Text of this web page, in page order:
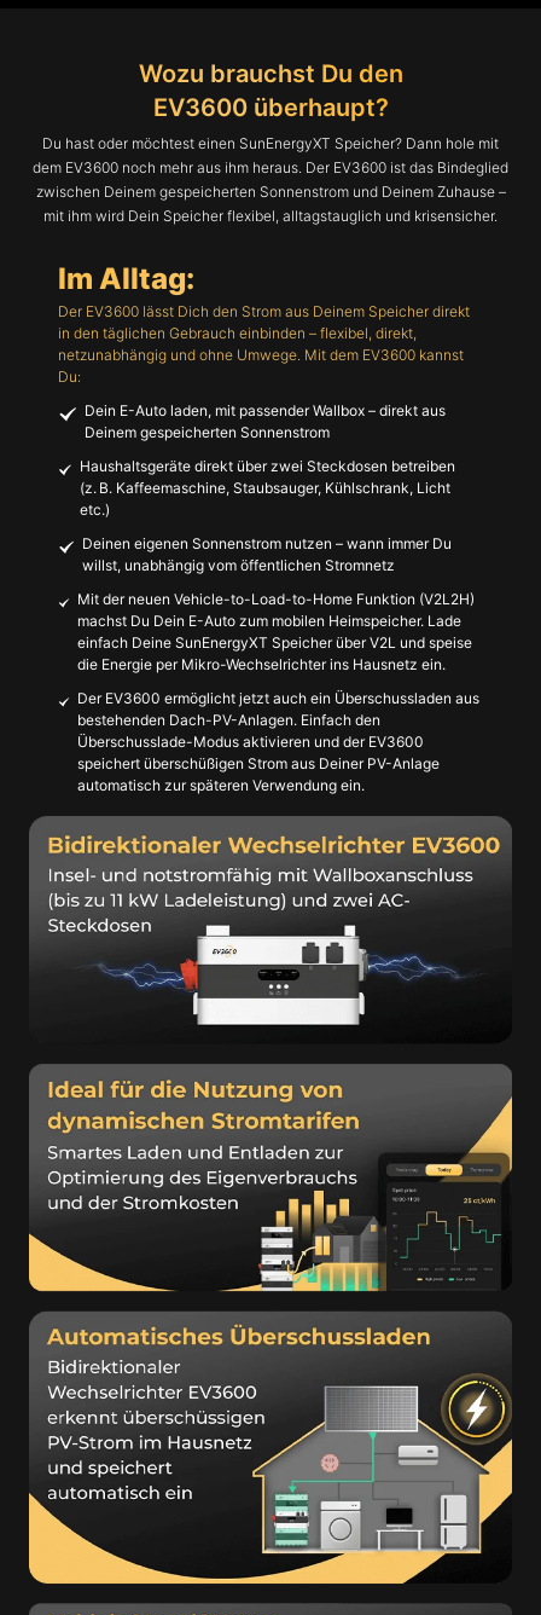
Wozu brauchst Du den
EV3600 überhaupt?
Du hast oder möchtest einen SunEnergyXT Speicher? Dann hole mit
dem EV3600 noch mehr aus ihm heraus. Der EV3600 ist das Bindeglied
zwischen Deinem gespeicherten Sonnenstrom und Deinem Zuhause –
mit ihm wird Dein Speicher flexibel, alltagstauglich und krisensicher.
Im Alltag:
Der EV3600 lässt Dich den Strom aus Deinem Speicher direkt
in den täglichen Gebrauch einbinden – flexibel, direkt,
netzunabhängig und ohne Umwege. Mit dem EV3600 kannst
Du:
Dein E-Auto laden, mit passender Wallbox – direkt aus
Deinem gespeicherten Sonnenstrom
Haushaltsgeräte direkt über zwei Steckdosen betreiben
(z. B. Kaffeemaschine, Staubsauger, Kühlschrank, Licht
etc.)
Deinen eigenen Sonnenstrom nutzen – wann immer Du
willst, unabhängig vom öffentlichen Stromnetz
Mit der neuen Vehicle-to-Load-to-Home Funktion (V2L2H)
machst Du Dein E-Auto zum mobilen Heimspeicher. Lade
einfach Deine SunEnergyXT Speicher über V2L und speise
die Energie per Mikro-Wechselrichter ins Hausnetz ein.
Der EV3600 ermöglicht jetzt auch ein Überschussladen aus
bestehenden Dach-PV-Anlagen. Einfach den
Überschusslade-Modus aktivieren und der EV3600
speichert überschüßigen Strom aus Deiner PV-Anlage
automatisch zur späteren Verwendung ein.